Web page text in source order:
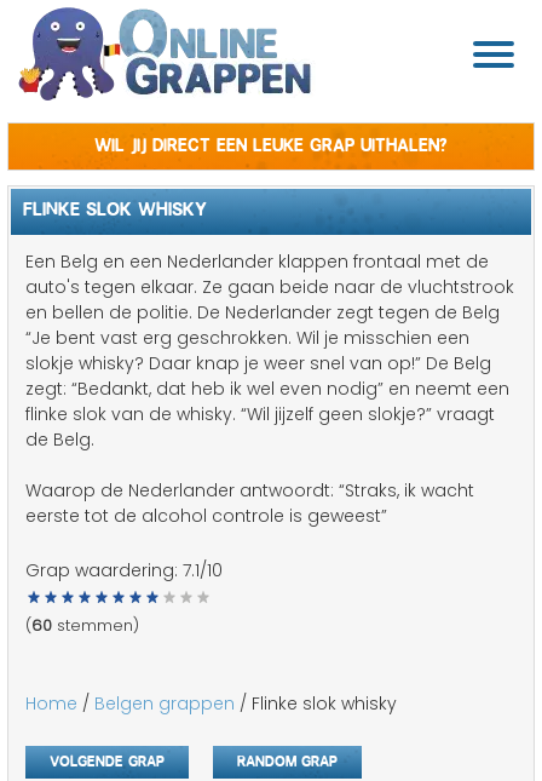
Wil jij direct een leuke grap uithalen?
FLINKE SLOK WHISKY
Een Belg en een Nederlander klappen frontaal met de
auto's tegen elkaar. Ze gaan beide naar de vluchtstrook
en bellen de politie. De Nederlander zegt tegen de Belg
“Je bent vast erg geschrokken. Wil je misschien een
slokje whisky? Daar knap je weer snel van op!” De Belg
zegt: “Bedankt, dat heb ik wel even nodig” en neemt een
flinke slok van de whisky. “Wil jijzelf geen slokje?” vraagt
de Belg.
Waarop de Nederlander antwoordt: “Straks, ik wacht
eerste tot de alcohol controle is geweest”
Grap waardering: 7.1/10
(60 stemmen)
Home / Belgen grappen / Flinke slok whisky
Volgende grap Random grap